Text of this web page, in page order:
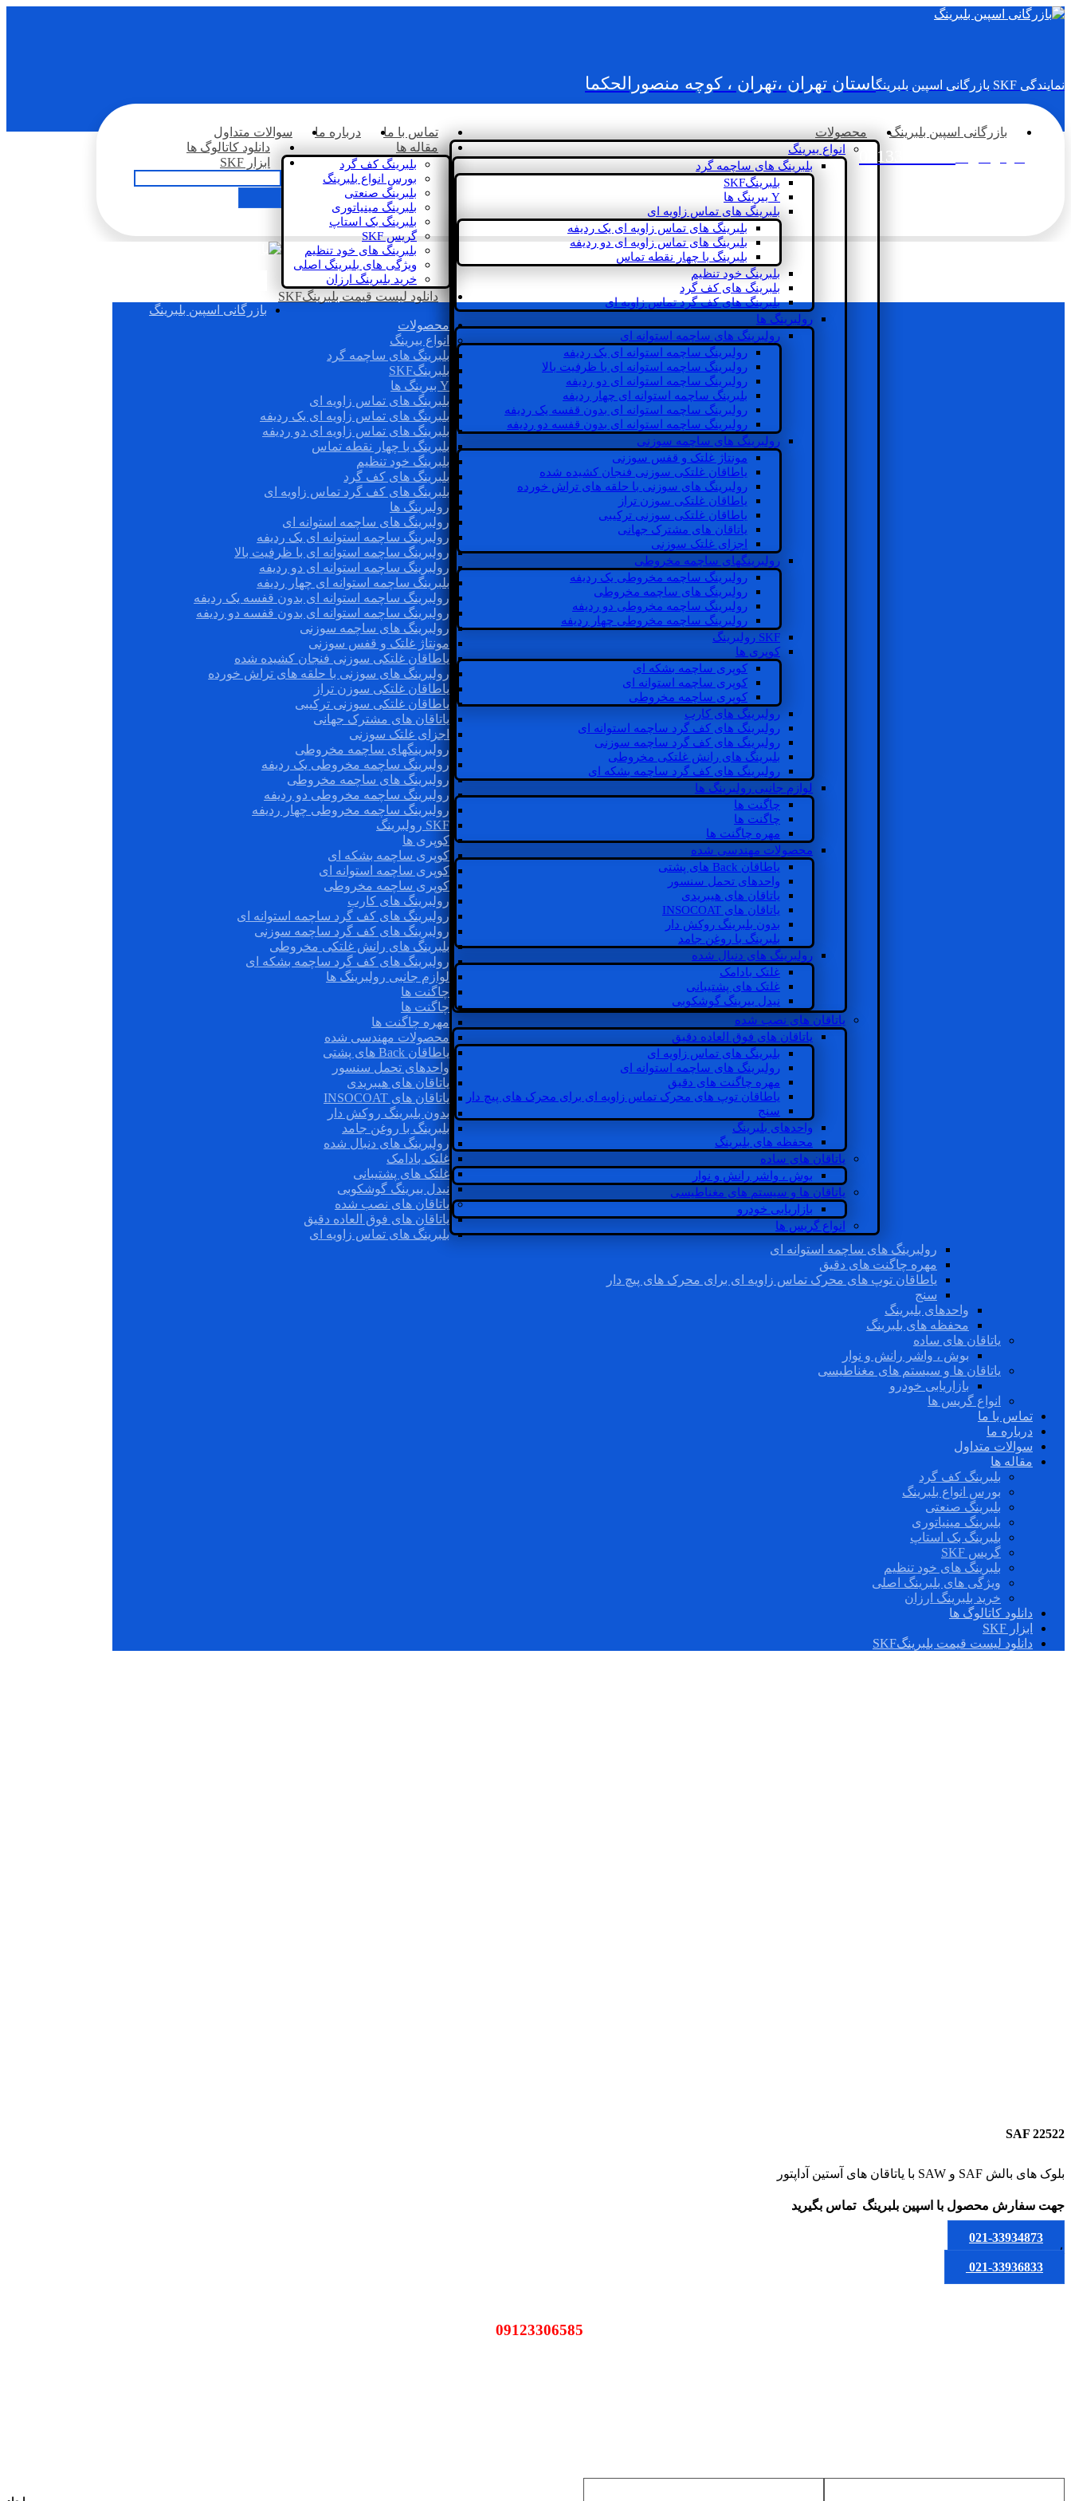
نمایندگی SKF بازرگانی اسپین بلبرینگ استان تهران ،تهران ، کوچه منصورالحکما
02133936833
بازرگانی اسپین بلبرینگ محصولات
انواع بیرینگ
بلبرینگ های ساچمه گرد
بلبرینگSKF
Y بیرینگ ها
بلبرینگ های تماس زاویه ای
بلبرینگ های تماس زاویه ای یک ردیفه
بلبرینگ های تماس زاویه ای دو ردیفه
بلبرینگ با چهار نقطه تماس
بلبرینگ خود تنظیم
بلبرینگ های کف گرد
بلبرینگ های کف گرد تماس زاویه ای
رولبرینگ ها
رولبرینگ های ساچمه استوانه ای
رولبرینگ ساچمه استوانه ای یک ردیفه
رولبرینگ ساچمه استوانه ای با ظرفیت بالا
رولبرینگ ساچمه استوانه ای دو ردیفه
بلبرینگ ساچمه استوانه ای چهار ردیفه
رولبرینگ ساچمه استوانه ای بدون قفسه یک ردیفه
رولبرینگ ساچمه استوانه ای بدون قفسه دو ردیفه
رولبرینگ های ساچمه سوزنی
مونتاژ غلتک و قفس سوزنی
یاطاقان غلتکی سوزنی فنجان کشیده شده
رولبرینگ های سوزنی با حلقه های تراش خورده
یاطاقان غلتکی سوزن تراز
یاطاقان غلتکی سوزنی ترکیبی
یاتاقان های مشترک جهانی
اجزای غلتک سوزنی
رولبرینگهای ساچمه مخروطی
رولبرینگ ساچمه مخروطی یک ردیفه
رولبرینگ های ساچمه مخروطی
رولبرینگ ساچمه مخروطی دو ردیفه
رولبرینگ ساچمه مخروطی چهار ردیفه
SKF رولبرینگ
کوپری ها
کوپری ساچمه بشکه ای
کوپری ساچمه استوانه ای
کوپری ساچمه مخروطی
رولبرینگ های کارب
رولبرینگ های کف گرد ساچمه استوانه ای
رولبرینگ های کف گرد ساچمه سوزنی
بلبرینگ های رانش غلتکی مخروطی
رولبرینگ های کف گرد ساچمه بشکه ای
لوازم جانبی رولبرینگ ها
چاگنت ها
چاگنت ها
مهره چاگنت ها
محصولات مهندسی شده
یاطاقان Back های پشتی
واحدهای تحمل سنسور
یاتاقان های هیبریدی
یاتاقان های INSOCOAT
بدون بلبرینگ روکش دار
بلبرینگ با روغن جامد
رولبرینگ های دنبال شده
غلتک بادامک
غلتک های پشتیبانی
نیدل بیرینگ گوشکوبی
یاتاقان های نصب شده
یاتاقان های فوق العاده دقیق
بلبرینگ های تماس زاویه ای
رولبرینگ های ساچمه استوانه ای
مهره چاگنت های دقیق
یاطاقان توپ های محرک تماس زاویه ای برای محرک های پیچ دار
سنج
واحدهای بلبرینگ
محفظه های بلبرینگ
یاتاقان های ساده
بوش ، واشر رانش و نوار
یاتاقان ها و سیستم های مغناطیسی
بازاریابی خودرو
انواع گریس ها
تماس با ما درباره ما
سوالات متداول
مقاله ها
بلبرینگ کف گرد
بورس انواع بلبرینگ
بلبرینگ صنعتی
بلبرینگ مینیاتوری
بلبرینگ بک استاپ
گریس SKF
بلبرینگ های خود تنظیم
ویژگی های بلبرینگ اصلی
خرید بلبرینگ ارزان
دانلود کاتالوگ ها
ابزار SKF
دانلود لیست قیمت بلبرینگSKF
بازرگانی اسپین بلبرینگ
محصولات
انواع بیرینگ
بلبرینگ های ساچمه گرد
بلبرینگSKF
Y بیرینگ ها
بلبرینگ های تماس زاویه ای
بلبرینگ های تماس زاویه ای یک ردیفه
بلبرینگ های تماس زاویه ای دو ردیفه
بلبرینگ با چهار نقطه تماس
بلبرینگ خود تنظیم
بلبرینگ های کف گرد
بلبرینگ های کف گرد تماس زاویه ای
رولبرینگ ها
رولبرینگ های ساچمه استوانه ای
رولبرینگ ساچمه استوانه ای یک ردیفه
رولبرینگ ساچمه استوانه ای با ظرفیت بالا
رولبرینگ ساچمه استوانه ای دو ردیفه
بلبرینگ ساچمه استوانه ای چهار ردیفه
رولبرینگ ساچمه استوانه ای بدون قفسه یک ردیفه
رولبرینگ ساچمه استوانه ای بدون قفسه دو ردیفه
رولبرینگ های ساچمه سوزنی
مونتاژ غلتک و قفس سوزنی
یاطاقان غلتکی سوزنی فنجان کشیده شده
رولبرینگ های سوزنی با حلقه های تراش خورده
یاطاقان غلتکی سوزن تراز
یاطاقان غلتکی سوزنی ترکیبی
یاتاقان های مشترک جهانی
اجزای غلتک سوزنی
رولبرینگهای ساچمه مخروطی
رولبرینگ ساچمه مخروطی یک ردیفه
رولبرینگ های ساچمه مخروطی
رولبرینگ ساچمه مخروطی دو ردیفه
رولبرینگ ساچمه مخروطی چهار ردیفه
SKF رولبرینگ
کوپری ها
کوپری ساچمه بشکه ای
کوپری ساچمه استوانه ای
کوپری ساچمه مخروطی
رولبرینگ های کارب
رولبرینگ های کف گرد ساچمه استوانه ای
رولبرینگ های کف گرد ساچمه سوزنی
بلبرینگ های رانش غلتکی مخروطی
رولبرینگ های کف گرد ساچمه بشکه ای
لوازم جانبی رولبرینگ ها
چاگنت ها
چاگنت ها
مهره چاگنت ها
محصولات مهندسی شده
یاطاقان Back های پشتی
واحدهای تحمل سنسور
یاتاقان های هیبریدی
یاتاقان های INSOCOAT
بدون بلبرینگ روکش دار
بلبرینگ با روغن جامد
رولبرینگ های دنبال شده
غلتک بادامک
غلتک های پشتیبانی
نیدل بیرینگ گوشکوبی
یاتاقان های نصب شده
یاتاقان های فوق العاده دقیق
بلبرینگ های تماس زاویه ای
رولبرینگ های ساچمه استوانه ای
مهره چاگنت های دقیق
یاطاقان توپ های محرک تماس زاویه ای برای محرک های پیچ دار
سنج
واحدهای بلبرینگ
محفظه های بلبرینگ
یاتاقان های ساده
بوش ، واشر رانش و نوار
یاتاقان ها و سیستم های مغناطیسی
بازاریابی خودرو
انواع گریس ها
تماس با ما
درباره ما
سوالات متداول
مقاله ها
بلبرینگ کف گرد
بورس انواع بلبرینگ
بلبرینگ صنعتی
بلبرینگ مینیاتوری
بلبرینگ بک استاپ
گریس SKF
بلبرینگ های خود تنظیم
ویژگی های بلبرینگ اصلی
خرید بلبرینگ ارزان
دانلود کاتالوگ ها
ابزار SKF
دانلود لیست قیمت بلبرینگSKF
SAF 22522
بلوک های بالش SAF و SAW با یاتاقان های آستین آداپتور
جهت سفارش محصول با اسپین بلبرینگ تماس بگیرید
021-33934873
یا
021-33936833